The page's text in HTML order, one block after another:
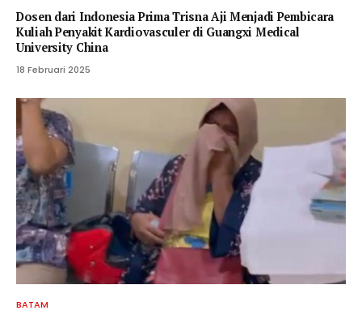
Dosen dari Indonesia Prima Trisna Aji Menjadi Pembicara
Kuliah Penyakit Kardiovasculer di Guangxi Medical
University China
18 Februari 2025
BATAM